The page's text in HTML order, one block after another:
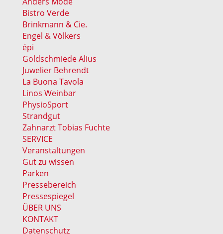
Bistro Verde
Brinkmann & Cie.
Engel & Völkers
épi
Goldschmiede Alius
Juwelier Behrendt
La Buona Tavola
Linos Weinbar
PhysioSport
Strandgut
Zahnarzt Tobias Fuchte
SERVICE
Veranstaltungen
Gut zu wissen
Parken
Pressebereich
Pressespiegel
ÜBER UNS
KONTAKT
Datenschutz